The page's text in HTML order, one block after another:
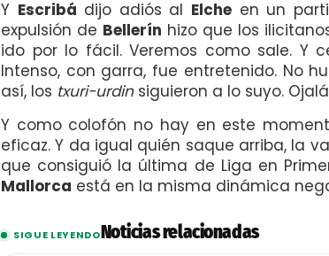
Y Escribá dijo adiós al Elche en un
expulsión de Bellerín hizo que los
ido por lo fácil. Veremos como sale. Y
Intenso, con garra, fue entretenido. No
así, los txuri-urdin siguieron a lo suyo.
Y como colofón no hay en este
eficaz. Y da igual quién saque arriba, la
que consiguió la última de Liga en
Mallorca está en la misma dinámica
SIGUE LEYENDONoticias relacionadas